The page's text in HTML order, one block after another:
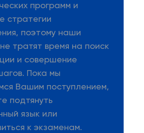
программ и
стратегии
поэтому наши
тратят время на поиск
и совершение
Пока мы
Вашим поступлением,
подтянуть
язык или
к экзаменам.